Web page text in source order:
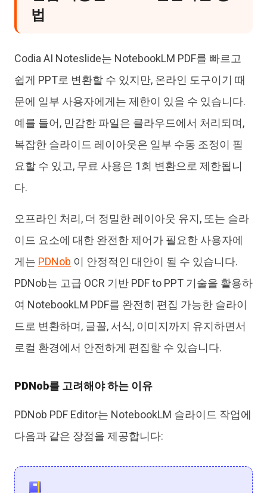
법
Codia AI Noteslide는 NotebookLM PDF를 빠르고
쉽게 PPT로 변환할 수 있지만, 온라인 도구이기 때
문에 일부 사용자에게는 제한이 있을 수 있습니다.
예를 들어, 민감한 파일은 클라우드에서 처리되며,
복잡한 슬라이드 레이아웃은 일부 수동 조정이 필
요할 수 있고, 무료 사용은 1회 변환으로 제한됩니
다.
오프라인 처리, 더 정밀한 레이아웃 유지, 또는 슬라
이드 요소에 대한 완전한 제어가 필요한 사용자에
게는 PDNob 이 안정적인 대안이 될 수 있습니다.
PDNob는 고급 OCR 기반 PDF to PPT 기술을 활용하
여 NotebookLM PDF를 완전히 편집 가능한 슬라이
드로 변환하며, 글꼴, 서식, 이미지까지 유지하면서
로컬 환경에서 안전하게 편집할 수 있습니다.
PDNob를 고려해야 하는 이유
PDNob PDF Editor는 NotebookLM 슬라이드 작업에
다음과 같은 장점을 제공합니다: